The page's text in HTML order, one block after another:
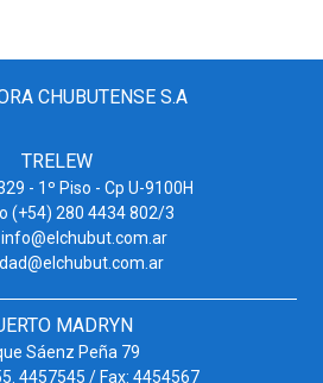
CHUBUTENSE S.A
TRELEW
- 1º Piso - Cp U-9100H
(+54) 280 4434 802/3
info@elchubut.com.ar
MADRYN
Sáenz Peña 79
4457545 / Fax: 4454567